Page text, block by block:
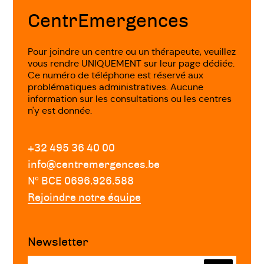
Habillé ou avec une huile végétale d’origine
biologique et huile essentielle de votre
Massage harmonisant
Pour vous détendre, dénouer des muscles
corporelle. Le massage sera adapté à vous,
en combinant différentes techniques
(massage californien, suédois, shiatsu,
harmonisation énergétique). Les huiles
de ce dont vous avez besoin. Les effets du
CentrEmergences
Pour joindre un centre ou un thérapeute, veuillez
vous rendre UNIQUEMENT sur leur page dédiée.
Ce numéro de téléphone est réservé aux
problématiques administratives. Aucune
information sur les consultations ou les centres
n'y est donnée.
+32 495 36 40 00
info@centremergences.be
Nº BCE 0696.926.588
Rejoindre notre équipe
Newsletter